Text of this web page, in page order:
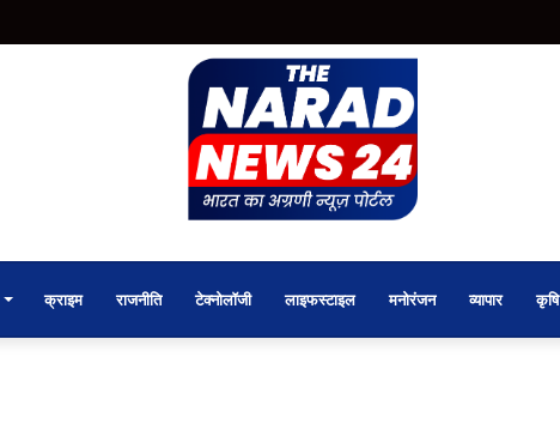
क्राइम राजनीति टेक्नोलॉजी लाइफस्टाइल मनोरंजन व्यापार कृषि